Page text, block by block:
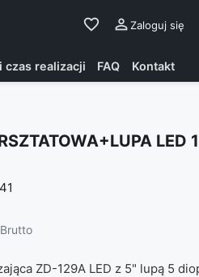
favorite_border Zaloguj się
czas realizacji FAQ Kontakt
LED
Brutto
ZD-129A LED z 5" lupą 5